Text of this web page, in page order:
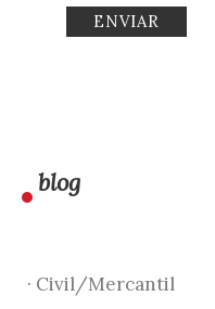
blog
· Civil/Mercantil